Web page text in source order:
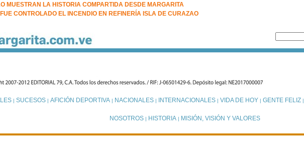
MUESTRAN LA HISTORIA COMPARTIDA DESDE MARGARITA
CONTROLADO EL INCENDIO EN REFINERÍA ISLA DE CURAZAO
| SUCESOS| AFICIÓN DEPORTIVA| NACIONALES| INTERNACIONALES| VIDA DE HOY | GENTE FELIZ|
NOSOTROS | HISTORIA | MISIÓN, VISIÓN Y VALORES